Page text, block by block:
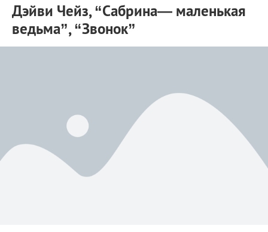
Дэйви Чейз, “Сабрина— маленькая
ведьма”, “Звонок”